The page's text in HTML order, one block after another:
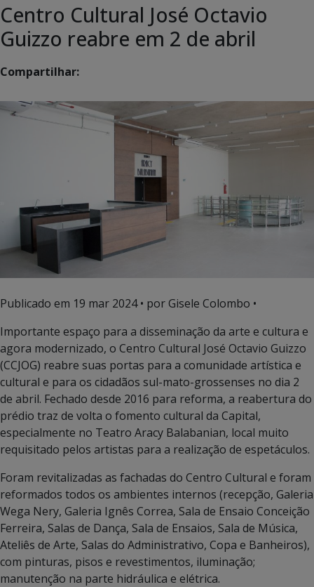
Centro Cultural José Octavio
Guizzo reabre em 2 de abril
Compartilhar:
Publicado em 19 mar 2024• por Gisele Colombo •
Importante espaço para a disseminação da arte e cultura e
agora modernizado, o Centro Cultural José Octavio Guizzo
(CCJOG) reabre suas portas para a comunidade artística e
cultural e para os cidadãos sul-mato-grossenses no dia 2
de abril. Fechado desde 2016 para reforma, a reabertura do
prédio traz de volta o fomento cultural da Capital,
especialmente no Teatro Aracy Balabanian, local muito
requisitado pelos artistas para a realização de espetáculos.
Foram revitalizadas as fachadas do Centro Cultural e foram
reformados todos os ambientes internos (recepção, Galeria
Wega Nery, Galeria Ignês Correa, Sala de Ensaio Conceição
Ferreira, Salas de Dança, Sala de Ensaios, Sala de Música,
Ateliês de Arte, Salas do Administrativo, Copa e Banheiros),
com pinturas, pisos e revestimentos, iluminação;
manutenção na parte hidráulica e elétrica.